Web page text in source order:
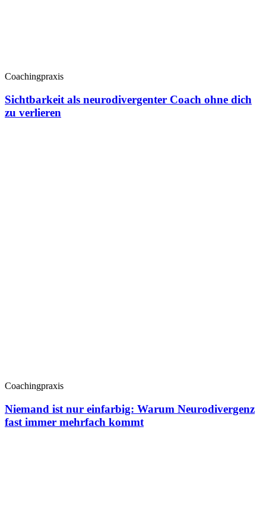
Coachingpraxis
Sichtbarkeit als neurodivergenter Coach ohne dich
zu verlieren
Coachingpraxis
Niemand ist nur einfarbig: Warum Neurodivergenz
fast immer mehrfach kommt